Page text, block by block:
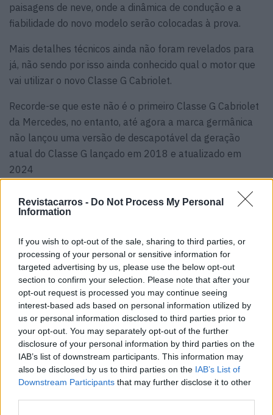
Revistacarros - Do Not Process My Personal
Information
If you wish to opt-out of the sale, sharing to third parties, or
processing of your personal or sensitive information for
targeted advertising by us, please use the below opt-out
section to confirm your selection. Please note that after your
opt-out request is processed you may continue seeing
interest-based ads based on personal information utilized by
us or personal information disclosed to third parties prior to
your opt-out. You may separately opt-out of the further
disclosure of your personal information by third parties on the
IAB’s list of downstream participants. This information may
also be disclosed by us to third parties on the IAB’s List of
Downstream Participants that may further disclose it to other
paisagens de neve, onde a dinâmica de condução e a
fiabilidade do novo modelo serão colocadas à prova.
Mais detalhes técnicos ainda não foram revelados para
já, não sendo por isso ainda conhecido qual o motor que
vai utilizar o novo Classe G Cabriolet.
Recorde-se que este não é o primeiro Classe G Cabriolet
da Mercedes, no entanto, até agora a marca germânica
não lançou uma versão de descapotável da geração
atual do Classe G lançado em 2018 e atualizado em
2024
A Mercedes-Benz anunciou ainda que vai divulgar mais
detalhes em breve sobre esta edição especial, que
Leia também:
Mercedes-Benz diz que
80% dos Classe G ainda
andam na estrada
Classe G Cabriolet